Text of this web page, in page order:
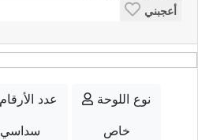
أعجبني
عدد الأرقام
سداسي
نوع اللوحة
خاص